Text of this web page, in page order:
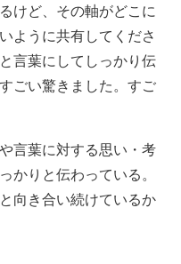
けど、その軸がどこに
ように共有してくださ
言葉にしてしっかり伝
ごい驚きました。すご
言葉に対する思い・考
かりと伝わっている。
向き合い続けているか